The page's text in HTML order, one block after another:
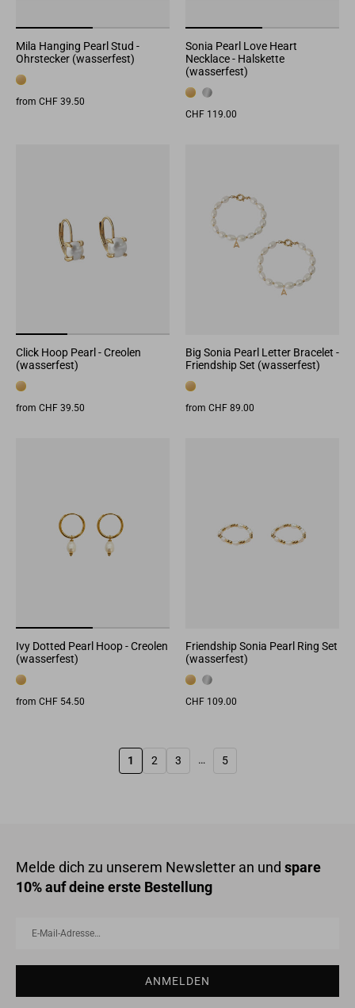
Mila Hanging Pearl Stud -
Ohrstecker (wasserfest)
from CHF 39.50
Sonia Pearl Love Heart
Necklace - Halskette
(wasserfest)
CHF 119.00
Click Hoop Pearl - Creolen
(wasserfest)
from CHF 39.50
Big Sonia Pearl Letter Bracelet -
Friendship Set (wasserfest)
from CHF 89.00
Ivy Dotted Pearl Hoop - Creolen
(wasserfest)
from CHF 54.50
Friendship Sonia Pearl Ring Set
(wasserfest)
CHF 109.00
1 2 3 … 5
Melde dich zu unserem Newsletter an und spare
10% auf deine erste Bestellung
ANMELDEN